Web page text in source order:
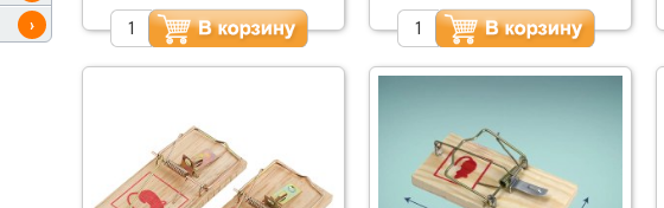
›